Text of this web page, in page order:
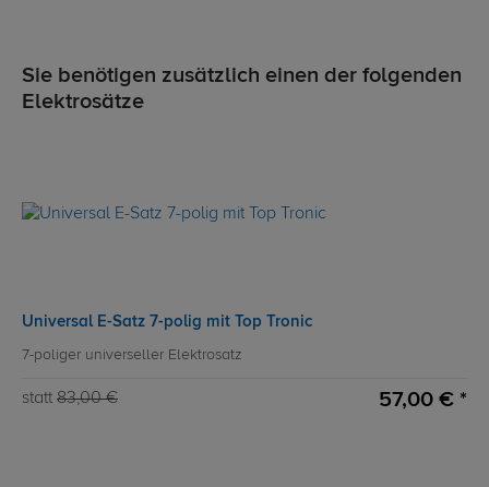
Sie benötigen zusätzlich einen der folgenden
Elektrosätze
Universal E-Satz 7-polig mit Top Tronic
7-poliger universeller Elektrosatz
statt 83,00 € 57,00 € *